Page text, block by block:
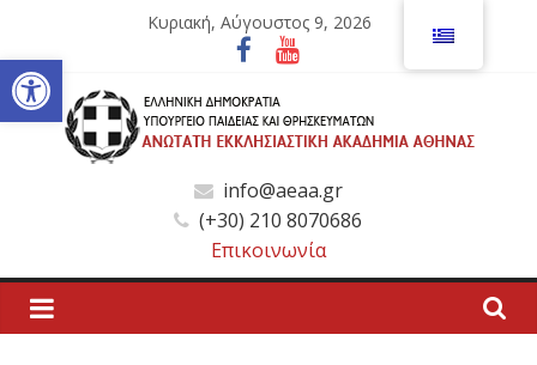
Ανοίξτε τη γραμμή εργαλείων
περιεχόμενο
Κυριακή, Αύγουστος 9, 2026
Ανώτατη
Εκκλησιαστική
Ακαδημία
info@aeaa.gr
(+30) 210 8070686
Επικοινωνία